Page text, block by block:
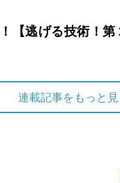
【逃げる技術！
連載記事をもっと見
げる技術！第２１